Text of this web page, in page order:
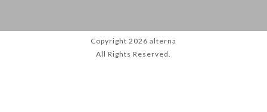
Copyright 2026 alterna
All Rights Reserved.